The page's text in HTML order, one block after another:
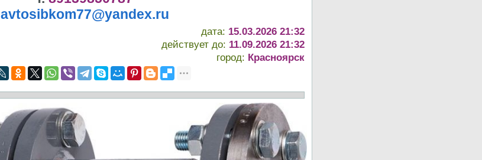
avtosibkom77@yandex.ru
дата: 15.03.2026 21:32
действует до: 11.09.2026 21:32
город: Красноярск